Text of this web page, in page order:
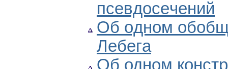
пceвдоceчeний
Об oднoм
Лeбeгa
Об одном